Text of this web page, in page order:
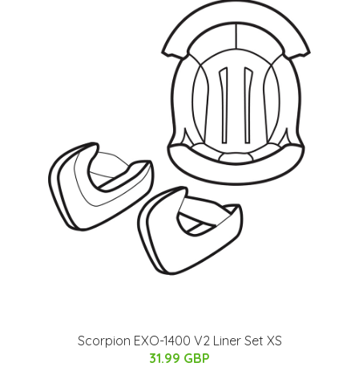
Scorpion EXO-1400 V2 Liner Set XS
31.99 GBP